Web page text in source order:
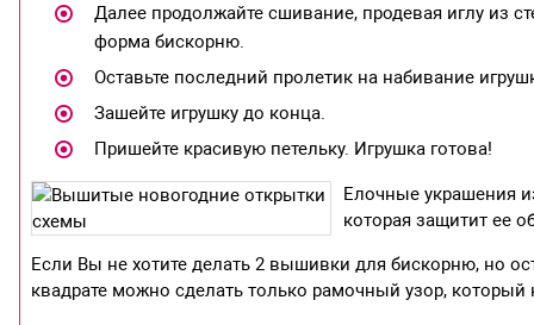
Далее продолжайте сшивание, продевая иглу из
форма бискорню.
Оставьте последний пролетик на набивание
Зашейте игрушку до конца.
Пришейте красивую петельку. Игрушка готова!
Елочные украшения
которая защитит ее
Если Вы не хотите делать 2 вышивки для бискорню, но
квадрате можно сделать только рамочный узор,